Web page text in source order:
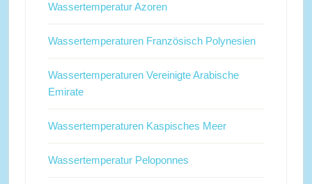
Wassertemperatur Azoren
Wassertemperaturen Französisch Polynesien
Wassertemperaturen Vereinigte Arabische
Emirate
Wassertemperaturen Kaspisches Meer
Wassertemperatur Peloponnes